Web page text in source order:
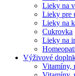
Lieky na
Lieky pre
Lieky na
Cukrovka
Lieky na
Výživové
Vitamíny,